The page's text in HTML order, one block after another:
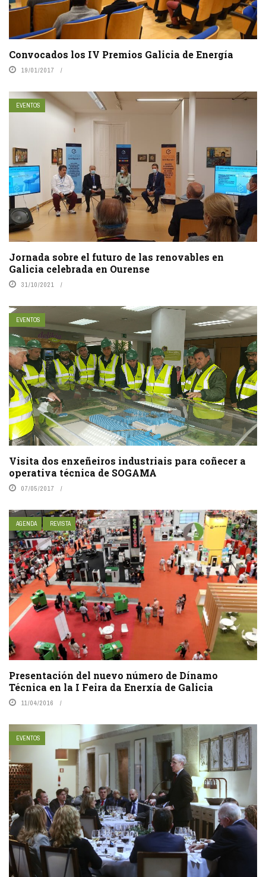
Convocados los IV Premios Galicia de Energía
19/01/2017
EVENTOS
Jornada sobre el futuro de las renovables en
Galicia celebrada en Ourense
31/10/2021
EVENTOS
Visita dos enxeñeiros industriais para coñecer a
operativa técnica de SOGAMA
07/05/2017
AGENDA REVISTA
Presentación del nuevo número de Dínamo
Técnica en la I Feira da Enerxía de Galicia
11/04/2016
EVENTOS